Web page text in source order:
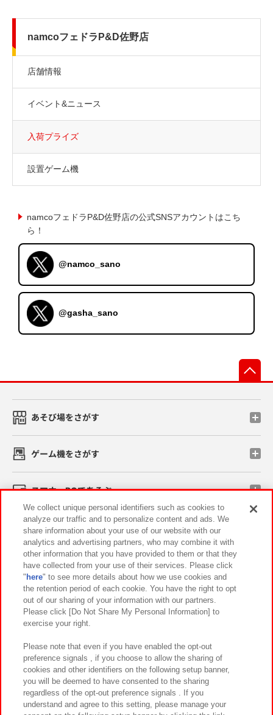
namcoフェドラP&D佐野店
店舗情報
イベント&ニュース
入荷プライズ
設置ゲーム機
namcoフェドラP&D佐野店の公式SNSアカウントはこち
ら！
@namco_sano
@gasha_sano
あそび場をさがす
ゲーム機をさがす
スマホ・PCであそぶ
イベント・キャンペーン
関連会社 サステナビリティ サイトポリシー
プライバシーポリシー ウェブアクセシビリティ方針と検証結果
お取引先さまとともに
カスタマーハラスメント対応方針 よくあるご質問・お問い合わせ
We collect unique personal identifiers such as cookies to
analyze our traffic and to personalize content and ads. We
share information about your use of our website with our
analytics and advertising partners, who may combine it with
other information that you have provided to them or that they
have collected from your use of their services. Please click
" here" to see more details about how we use cookies and
the retention period of each cookie. You have the right to opt
out of our sharing of your information with our partners.
Please click [Do Not Share My Personal Information] to
exercise your right.
Please note that even if you have enabled the opt-out
preference signals , if you choose to allow the sharing of
cookies and other identifiers on the following setup banner,
you will be deemed to have consented to the sharing
regardless of the opt-out preference signals . If you
understand and agree to this setting, please manage your